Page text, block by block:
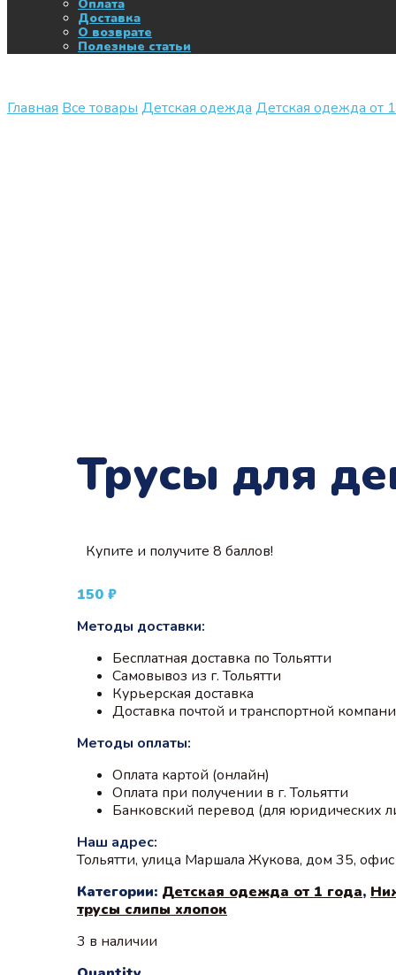
Оплата
Доставка
О возврате
Полезные статьи
Главная Все товары Детская одежда Детская одежда от
Трусы для
Купите и получите 8 баллов!
150 ₽
Методы доставки:
Бесплатная доставка по Тольятти
Самовывоз из г. Тольятти
Курьерская доставка
Доставка почтой и транспортной
Методы оплаты:
Оплата картой (онлайн)
Оплата при получении в г. Тольятти
Банковский перевод (для юридических
Наш адрес:
Тольятти, улица Маршала Жукова, дом 35,
Категории: Детская одежда от 1 года,
трусы слипы хлопок
3 в наличии